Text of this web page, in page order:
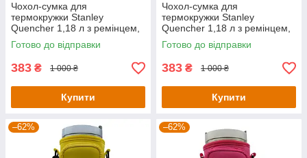
Чохол-сумка для
термокружки Stanley
Quencher 1,18 л з ремінцем,
захисний кейс для кухля,
кремовий KT7001310
Готово до відправки
383 ₴ 1 000 ₴
Купити
Чохол-сумка для
термокружки Stanley
Quencher 1,18 л з ремінцем,
захисний кейс для кухля,
темно-сірий KT7001317
Готово до відправки
383 ₴ 1 000 ₴
Купити
–62% –62%